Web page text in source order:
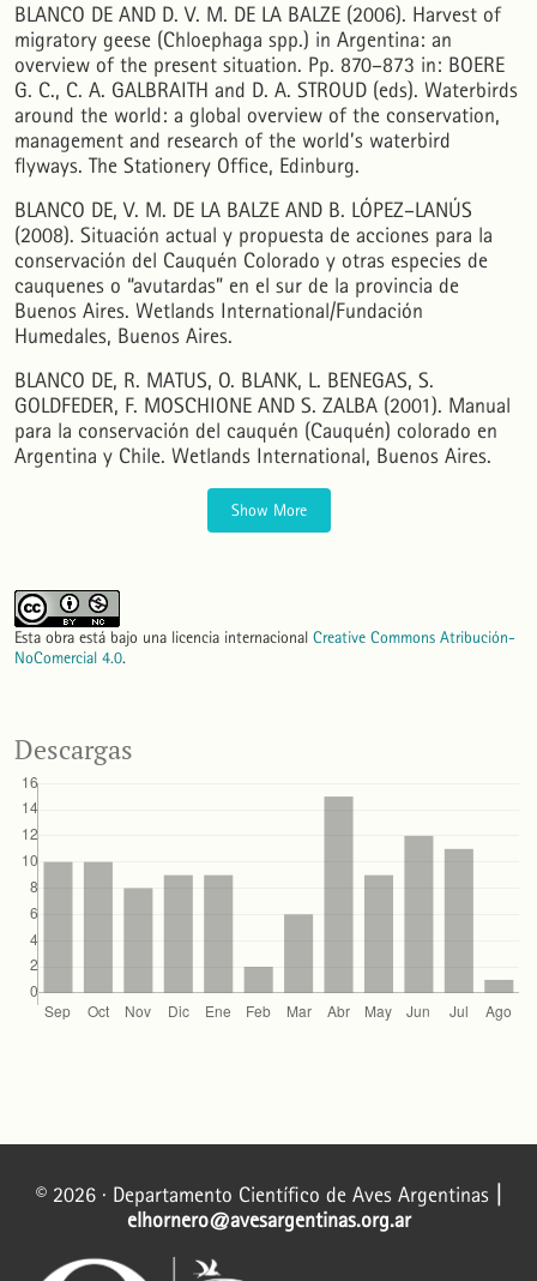
BLANCO DE AND D. V. M. DE LA BALZE (2006). Harvest of
migratory geese (Chloephaga spp.) in Argentina: an
overview of the present situation. Pp. 870–873 in: BOERE
G. C., C. A. GALBRAITH and D. A. STROUD (eds). Waterbirds
around the world: a global overview of the conservation,
management and research of the world’s waterbird
flyways. The Stationery Office, Edinburg.
BLANCO DE, V. M. DE LA BALZE AND B. LÓPEZ–LANÚS
(2008). Situación actual y propuesta de acciones para la
conservación del Cauquén Colorado y otras especies de
cauquenes o “avutardas” en el sur de la provincia de
Buenos Aires. Wetlands International/Fundación
Humedales, Buenos Aires.
BLANCO DE, R. MATUS, O. BLANK, L. BENEGAS, S.
GOLDFEDER, F. MOSCHIONE AND S. ZALBA (2001). Manual
para la conservación del cauquén (Cauquén) colorado en
Argentina y Chile. Wetlands International, Buenos Aires.
Show More
Esta obra está bajo una licencia internacional Creative Commons Atribución-
NoComercial 4.0.
Descargas
© 2026 · Departamento Científico de Aves Argentinas
elhornero@avesargentinas.org.ar